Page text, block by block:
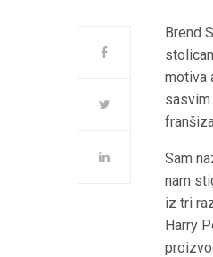
Brend
motiva
Sam
nam
iz tri
Harry